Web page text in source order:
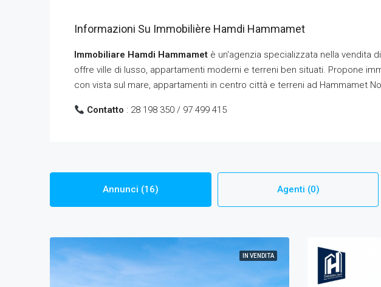
Informazioni Su Immobilière Hamdi Hammamet
Immobiliare Hamdi Hammamet è un'agenzia specializzata nella vendita
offre ville di lusso, appartamenti moderni e terreni ben situati. Propone
con vista sul mare, appartamenti in centro città e terreni ad Hammamet
Contatto : 28 198 350 / 97 499 415
Annunci (16) Agenti (0)
IN VENDITA